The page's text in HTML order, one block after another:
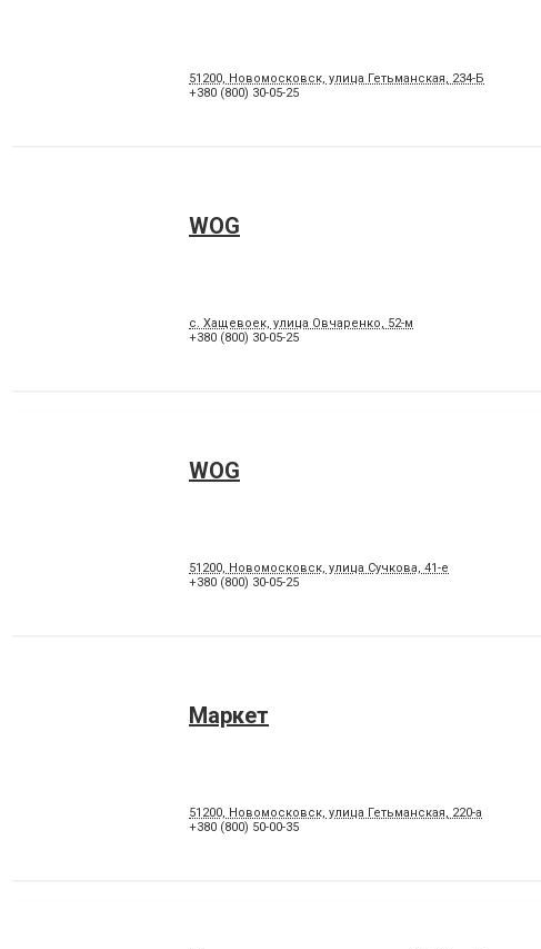
51200, Новомосковск, улица Гетьманская, 234-Б
+380 (800) 30-05-25
WOG
c. Хащевоек, улица Овчаренко, 52-м
+380 (800) 30-05-25
WOG
51200, Новомосковск, улица Сучкова, 41-е
+380 (800) 30-05-25
Маркет
51200, Новомосковск, улица Гетьманская, 220-а
+380 (800) 50-00-35